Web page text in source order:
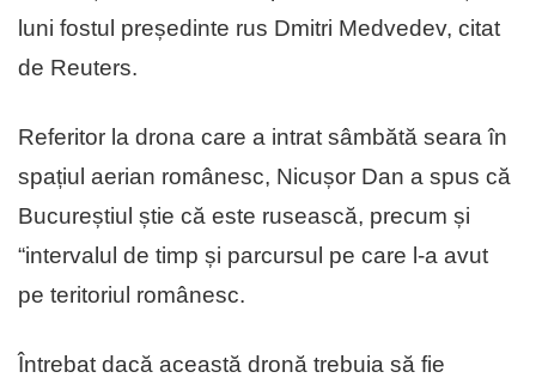
luni fostul președinte rus Dmitri Medvedev, citat
de Reuters.
Referitor la drona care a intrat sâmbătă seara în
spațiul aerian românesc, Nicușor Dan a spus că
Bucureștiul știe că este rusească, precum și
“intervalul de timp și parcursul pe care l-a avut
pe teritoriul românesc.
Întrebat dacă această dronă trebuia să fie